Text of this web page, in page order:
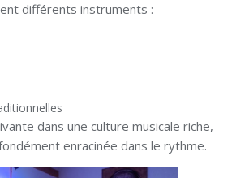
différents instruments :
dans une culture musicale riche,
enracinée dans le rythme.